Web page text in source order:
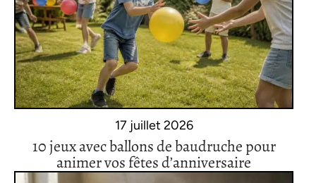
17 juillet 2026
10 jeux avec ballons de baudruche pour
animer vos fêtes d’anniversaire